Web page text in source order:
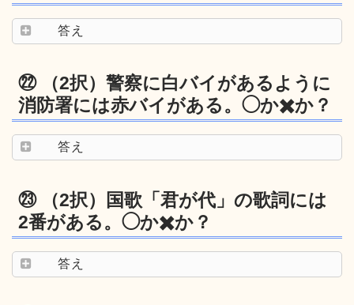
答え
㉒ （2択）警察に白バイがあるように
消防署には赤バイがある。◯か✖️か？
答え
㉓ （2択）国歌「君が代」の歌詞には
2番がある。◯か✖️か？
答え